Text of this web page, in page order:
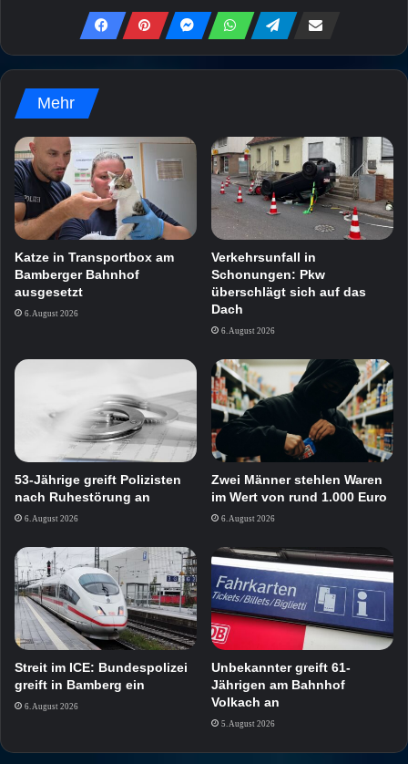
Mehr
Katze in Transportbox am
Bamberger Bahnhof
ausgesetzt
6. August 2026
Verkehrsunfall in
Schonungen: Pkw
überschlägt sich auf das
Dach
6. August 2026
53-Jährige greift Polizisten
nach Ruhestörung an
6. August 2026
Zwei Männer stehlen Waren
im Wert von rund 1.000 Euro
6. August 2026
Streit im ICE: Bundespolizei
greift in Bamberg ein
6. August 2026
Unbekannter greift 61-
Jährigen am Bahnhof
Volkach an
5. August 2026